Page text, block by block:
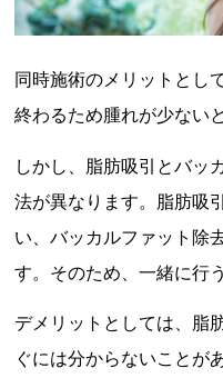
同時施術のメリットとし
終わるため腫れが少ない
しかし、脂肪吸引とバッ
法が異なります。脂肪吸
い、バッカルファット除
す。そのため、一緒に行
デメリットとしては、脂
ぐには分からないことが